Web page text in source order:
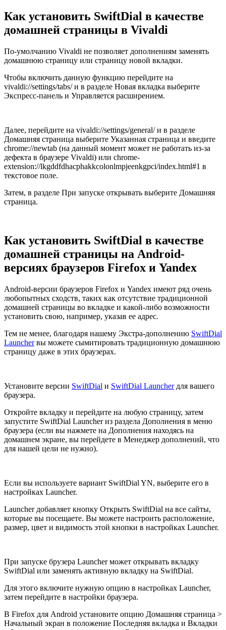
Как установить SwiftDial в качестве
домашней страницы в Vivaldi
По-умолчанию Vivaldi не позволяет дополнениям заменять
домашнюю страницу или страницу новой вкладки.
Чтобы включить данную функцию перейдите на
vivaldi://settings/tabs/и в разделе Новая вкладка выберите
Экспресс-панель и Управляется расширением.
Далее, перейдите на vivaldi://settings/general/и в разделе
Домашняя страница выберите Указанная страница и введите
chrome://newtab (на данный момент может не работать из-за
дефекта в браузере Vivaldi) или chrome-
extension://lkgddfdhacphakkcolonlmpjeenkgpci/index.html#1 в
текстовое поле.
Затем, в разделе При запуске открывать выберите Домашняя
страница.
Как установить SwiftDial в качестве
домашней страницы на Android-
версиях браузеров Firefox и Yandex
Android-версии браузеров Firefox и Yandex имеют ряд очень
любопытных сходств, таких как отсутствие традиционной
домашней страницы во вкладке и какой-либо возможности
установить свою, например, указав ее адрес.
Тем не менее, благодаря нашему Экстра-дополнению SwiftDial
Launcherвы можете сымитировать традиционную домашнюю
страницу даже в этих браузерах.
Установите версии SwiftDial и SwiftDial Launcherдля вашего
браузера.
Откройте вкладку и перейдите на любую страницу, затем
запустите SwiftDial Launcherиз раздела Дополнения в меню
браузера (если вы нажмете на Дополнения находясь на
домашнем экране, вы перейдете в Менеджер дополнений, что
для нашей цели не нужно).
Если вы используете вариант SwiftDial YN, выберите его в
настройках Launcher.
Launcher добавляет кнопку Открыть SwiftDial на все сайты,
которые вы посещаете. Вы можете настроить расположение,
размер, цвет и видимость этой кнопки в настройках Launcher.
При запуске брузера Launcher может открывать вкладку
SwiftDial или заменять активную вкладку на SwiftDial.
Для этого включите нужную опцию в настройках Launcher,
затем перейдите в настройки браузера.
В Firefox для Android установите опцию Домашняя страница >
Начальный экран в положение Последняя вкладка и Вкладки